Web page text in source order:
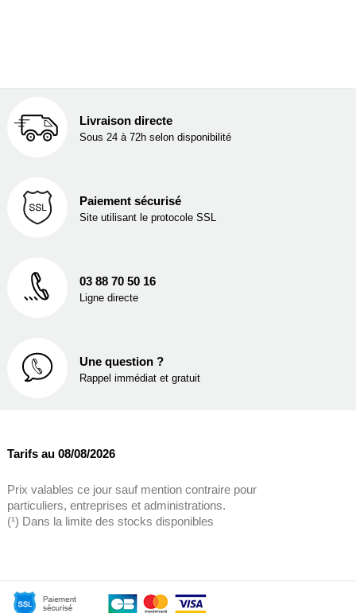
Livraison directe
Sous 24 à 72h selon disponibilité
Paiement sécurisé
Site utilisant le protocole SSL
03 88 70 50 16
Ligne directe
Une question ?
Rappel immédiat et gratuit
Tarifs au 08/08/2026
Prix valables ce jour sauf mention contraire pour
particuliers, entreprises et administrations.
(¹) Dans la limite des stocks disponibles